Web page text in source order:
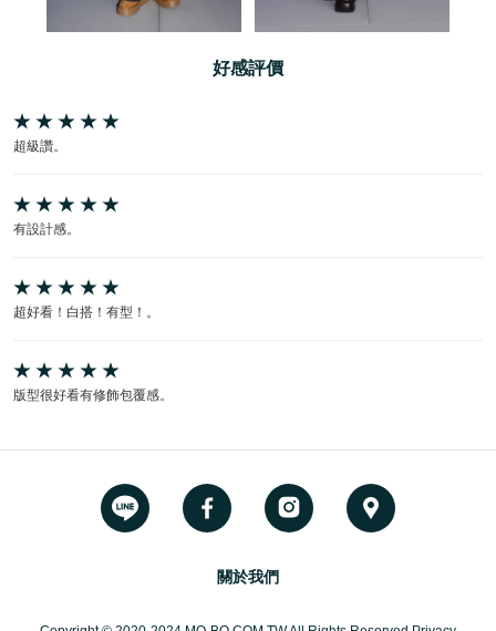
好感評價
超級讚。
有設計感。
超好看！白搭！有型！。
版型很好看有修飾包覆感。
關於我們